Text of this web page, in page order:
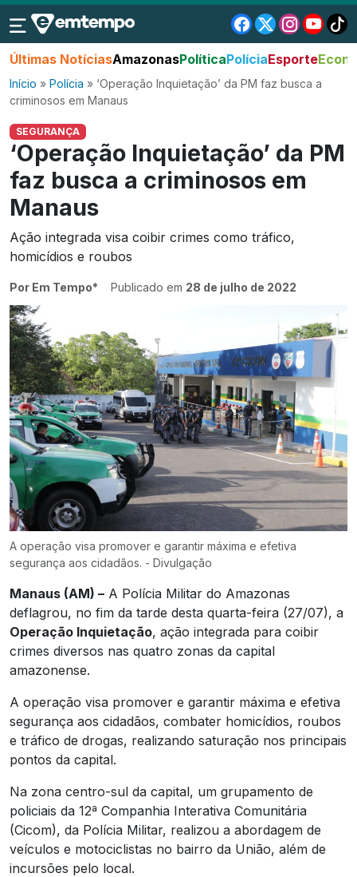
Últimas NotíciasAmazonasPolíticaPolíciaEsporte
Início » Polícia » ‘Operação Inquietação’ da PM faz busca a
criminosos em Manaus
SEGURANÇA
‘Operação Inquietação’ da PM
faz busca a criminosos em
Manaus
Ação integrada visa coibir crimes como tráfico,
homicídios e roubos
Por Em Tempo* Publicado em 28 de julho de 2022
A operação visa promover e garantir máxima e efetiva
segurança aos cidadãos. - Divulgação
Manaus (AM) – A Polícia Militar do Amazonas
deflagrou, no fim da tarde desta quarta-feira (27/07), a
Operação Inquietação, ação integrada para coibir
crimes diversos nas quatro zonas da capital
amazonense.
A operação visa promover e garantir máxima e efetiva
segurança aos cidadãos, combater homicídios, roubos
e tráfico de drogas, realizando saturação nos principais
pontos da capital.
Na zona centro-sul da capital, um grupamento de
policiais da 12ª Companhia Interativa Comunitária
(Cicom), da Polícia Militar, realizou a abordagem de
veículos e motociclistas no bairro da União, além de
incursões pelo local.